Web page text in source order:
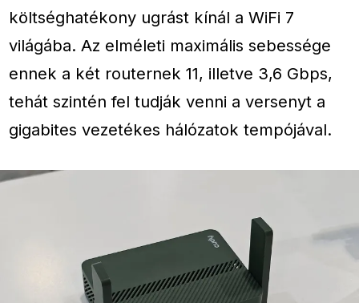
költséghatékony ugrást kínál a WiFi 7
világába. Az elméleti maximális sebessége
ennek a két routernek 11, illetve 3,6 Gbps,
tehát szintén fel tudják venni a versenyt a
gigabites vezetékes hálózatok tempójával.